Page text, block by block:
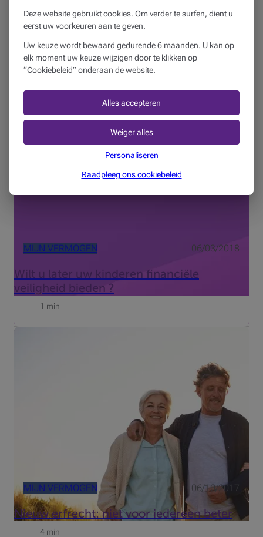
MIJN VERMOGEN
Wat zijn de fiscale gevolgen van de
aankoop van een tweede woning?
MIJN VERMOGEN 06/03/2018
Wilt u later uw kinderen financiële
veiligheid bieden ?
"Maar door de jaren merkte ik dat zo'n spaarboekje ook
nadelen heeft. Er kan weinig aan veranderd worden en
het kan niet beheerd worden door een derde persoon."
1 min
MIJN VERMOGEN 06/10/2017
Nieuw erfrecht: niet voor iedereen beter
over de helft van zijn goederen, ongeacht het aantal
4 min
Deze website gebruikt cookies. Om verder te surfen, dient u
eerst uw voorkeuren aan te geven.
Uw keuze wordt bewaard gedurende 6 maanden. U kan op
elk moment uw keuze wijzigen door te klikken op
“Cookiebeleid” onderaan de website.
Alles accepteren
Weiger alles
Personaliseren
Raadpleeg ons cookiebeleid